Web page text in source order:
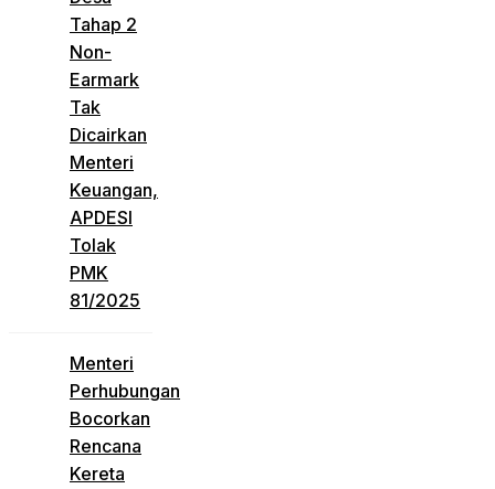
Tahap 2
Non-
Earmark
Tak
Dicairkan
Menteri
Keuangan,
APDESI
Tolak
PMK
81/2025
Menteri
Perhubungan
Bocorkan
Rencana
Kereta